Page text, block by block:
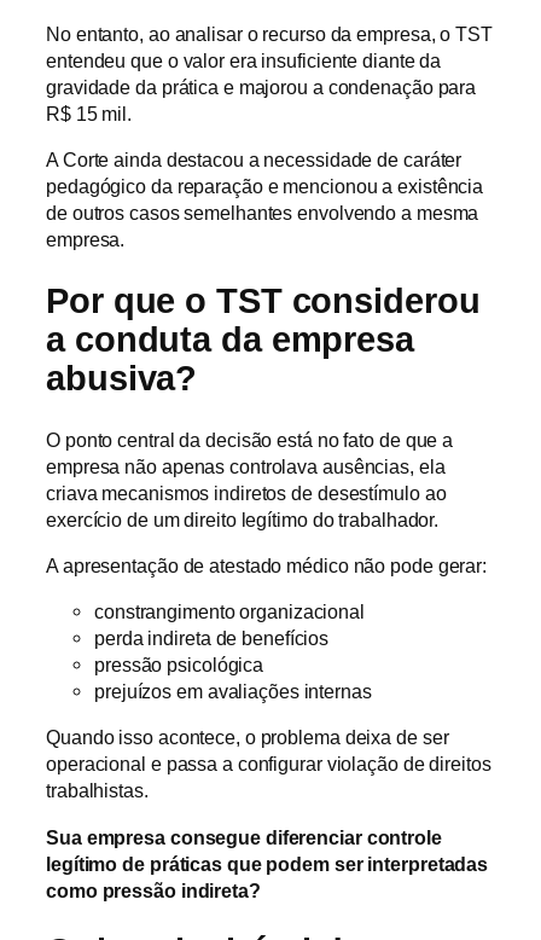
No entanto, ao analisar o recurso da empresa, o TST
entendeu que o valor era insuficiente diante da
gravidade da prática e majorou a condenação para
R$ 15 mil.
A Corte ainda destacou a necessidade de caráter
pedagógico da reparação e mencionou a existência
de outros casos semelhantes envolvendo a mesma
empresa.
Por que o TST considerou
a conduta da empresa
abusiva?
O ponto central da decisão está no fato de que a
empresa não apenas controlava ausências, ela
criava mecanismos indiretos de desestímulo ao
exercício de um direito legítimo do trabalhador.
A apresentação de atestado médico não pode gerar:
constrangimento organizacional
perda indireta de benefícios
pressão psicológica
prejuízos em avaliações internas
Quando isso acontece, o problema deixa de ser
operacional e passa a configurar violação de direitos
trabalhistas.
Sua empresa consegue diferenciar controle
legítimo de práticas que podem ser interpretadas
como pressão indireta?